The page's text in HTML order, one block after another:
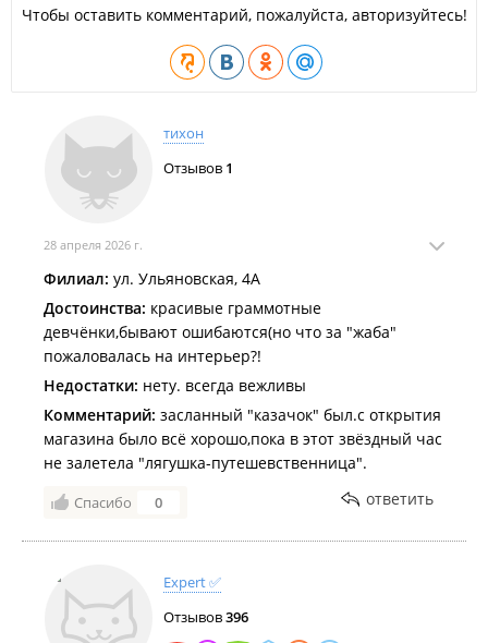
Чтобы оставить комментарий, пожалуйста, авторизуйтесь!
тихон
Отзывов 1
28 апреля 2026 г.
Филиал: ул. Ульяновская, 4А
Достоинства: красивые граммотные
девчёнки,бывают ошибаются(но что за "жаба"
пожаловалась на интерьер?!
Недостатки: нету. всегда вежливы
Комментарий: засланный "казачок" был.с открытия
магазина было всё хорошо,пока в этот звёздный час
не залетела "лягушка-путешевственница".
Спасибо 0 ответить
Expert ✅
Отзывов396